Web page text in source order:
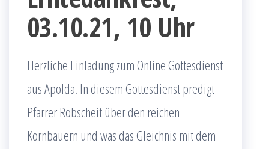
03.10.21, 10 Uhr
Herzliche Einladung zum Online Gottesdienst
aus Apolda. In diesem Gottesdienst predigt
Pfarrer Robscheit über den reichen
Kornbauern und was das Gleichnis mit dem